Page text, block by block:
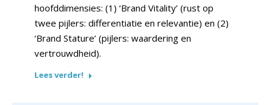
hoofddimensies: (1) ‘Brand Vitality’ (rust op
twee pijlers: differentiatie en relevantie) en (2)
‘Brand Stature’ (pijlers: waardering en
vertrouwdheid).
Lees verder!